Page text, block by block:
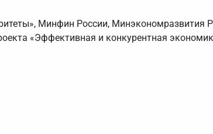
Минфин России, Минэкономразвития
«Эффективная и конкурентная